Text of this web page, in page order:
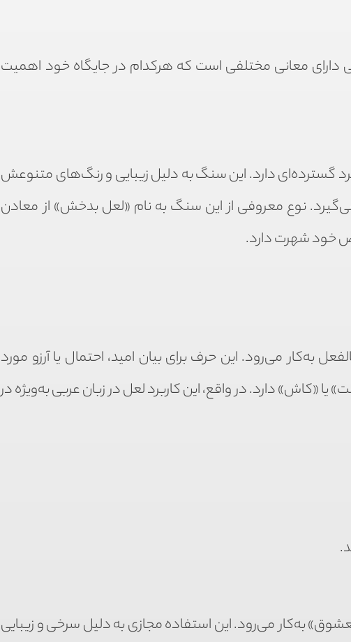
دارای معانی مختلفی است که هرکدام در جایگاه خود اهمیت
گسترده‌ای دارد. این سنگ به دلیل زیبایی و رنگ‌های متنوعش
می‌گیرد. نوع معروفی از این سنگ به نام «لعل بدخش» از معادن
خود شهرت دارد.
به‌کار می‌رود. این حرف برای بیان امید، احتمال یا آرزو مورد
یا «کاش» دارد. در واقع، این کاربرد لعل در زبان عربی به‌ویژه در
به‌کار می‌رود. این استفاده مجازی به دلیل سرخی و زیبایی